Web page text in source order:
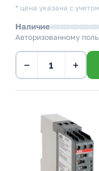
* цена указана с
Наличие
Авторизованному
− +